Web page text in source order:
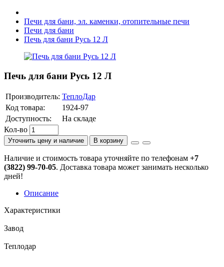
Печи для бани, эл. каменки, отопительные печи
Печи для бани
Печь для бани Русь 12 Л
Печь для бани Русь 12 Л
Производитель: ТеплоДар
Код товара:
1924-97
Доступность:
На складе
Кол-во
В корзину
Уточнить цену и наличие
Наличие и стоимость товара уточняйте по телефонам +7
(3822) 99-70-05. Доставка товара может занимать несколько
дней!
Описание
Характеристики
Завод
Теплодар